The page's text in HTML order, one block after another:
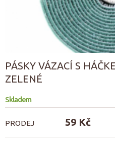
PÁSKY VÁZACÍ S
ZELENÉ
Skladem
PRODEJ 59 Kč